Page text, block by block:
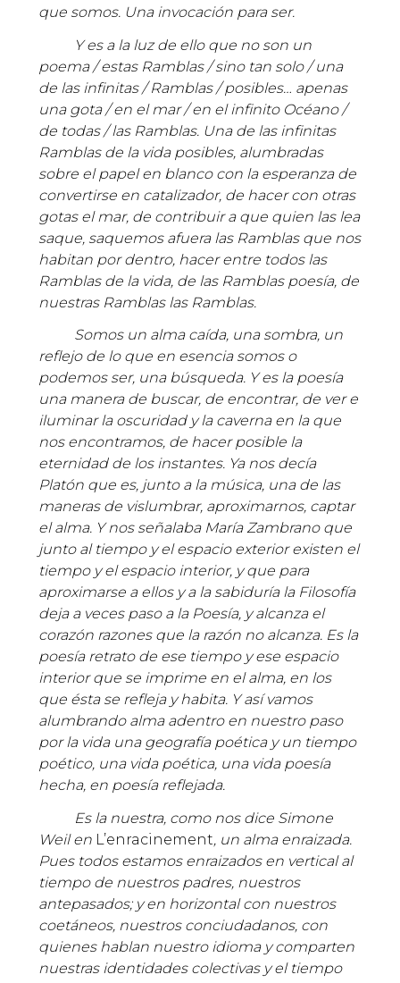
que somos. Una invocación para ser.
Y es a la luz de ello que no son un
poema / estas Ramblas / sino tan solo / una
de las infinitas / Ramblas / posibles… apenas
una gota / en el mar / en el infinito Océano /
de todas / las Ramblas. Una de las infinitas
Ramblas de la vida posibles, alumbradas
sobre el papel en blanco con la esperanza de
convertirse en catalizador, de hacer con otras
gotas el mar, de contribuir a que quien las lea
saque, saquemos afuera las Ramblas que nos
habitan por dentro, hacer entre todos las
Ramblas de la vida, de las Ramblas poesía, de
nuestras Ramblas las Ramblas.
Somos un alma caída, una sombra, un
reflejo de lo que en esencia somos o
podemos ser, una búsqueda. Y es la poesía
una manera de buscar, de encontrar, de ver e
iluminar la oscuridad y la caverna en la que
nos encontramos, de hacer posible la
eternidad de los instantes. Ya nos decía
Platón que es, junto a la música, una de las
maneras de vislumbrar, aproximarnos, captar
el alma. Y nos señalaba María Zambrano que
junto al tiempo y el espacio exterior existen el
tiempo y el espacio interior, y que para
aproximarse a ellos y a la sabiduría la Filosofía
deja a veces paso a la Poesía, y alcanza el
corazón razones que la razón no alcanza. Es la
poesía retrato de ese tiempo y ese espacio
interior que se imprime en el alma, en los
que ésta se refleja y habita. Y así vamos
alumbrando alma adentro en nuestro paso
por la vida una geografía poética y un tiempo
poético, una vida poética, una vida poesía
hecha, en poesía reflejada.
Es la nuestra, como nos dice Simone
Weil en L’enracinement, un alma enraizada.
Pues todos estamos enraizados en vertical al
tiempo de nuestros padres, nuestros
antepasados; y en horizontal con nuestros
coetáneos, nuestros conciudadanos, con
quienes hablan nuestro idioma y comparten
nuestras identidades colectivas y el tiempo